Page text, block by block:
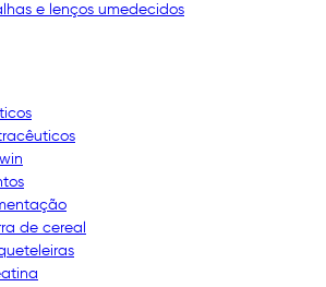
e lenços umedecidos
de cereal